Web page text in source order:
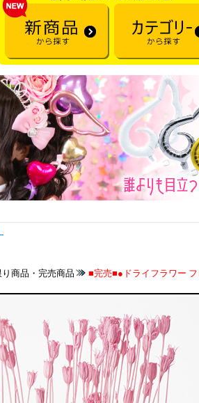
商品・完売商品 ■完売■●ドライフラワー